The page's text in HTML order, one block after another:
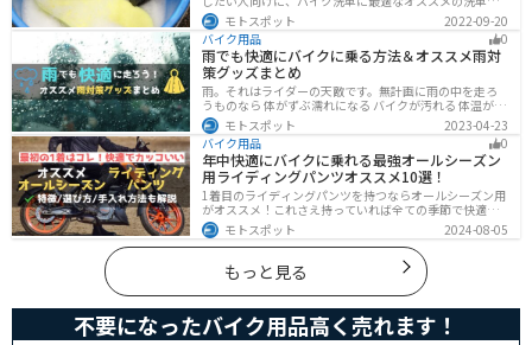
ッズを紹介します。汚れを落とすシャンプーからツヤを
出すワックスまで全て紹介します。自分でバイク洗車を
しようと思っている方は参考にしてください。
モトスポット
2022-09-20
バイク用品
0
雨でも快適にバイクに乗る方法＆オススメ雨対
策グッズまとめ
雨。それはライダーの天敵です。無計画に雨の中を走ろ
うものなら 体がずぶ濡れになる バイクが汚れる 体温が奪
われて集中力が低下する 雨で視界が悪くなる 路面が濡れ
て滑りやすくなるなど、晴れの日にはないマイナス要素
が盛りだくさんでライダーに押し寄せてきます。そんな
雨の中を好んで走ろうなんて誰も考えていないはずです
が、どうしても避けられない場合もありますよね。この
記事では、レインウエアや防水バッグをはじめ、ライダ
ーや荷物を雨から守るための方法やグッズなどについて
紹介します。雨はライダーにとって非常に厄介なモノで
すが、バッチリと対策しておけば意外と快適に走れてし
まうものです
モトスポット
2023-04-23
バイク用品
0
年中快適にバイクに乗れる最強オールシーズン
用ライディングパンツオススメ10選！
1着目のライディングパンツを持つならオールシーズン用
がオススメ！これさえ持っていれば全ての季節で快適に
ツーリングできます。快適性だけでなく、機能性やデザ
インに優れたものも多くあるので、安全にカッコよくバ
イクに乗りたい人は是非持っておきましょう。
モトスポット 2024-08-05
もっと見る
不要になったバイク用品高く売れます！